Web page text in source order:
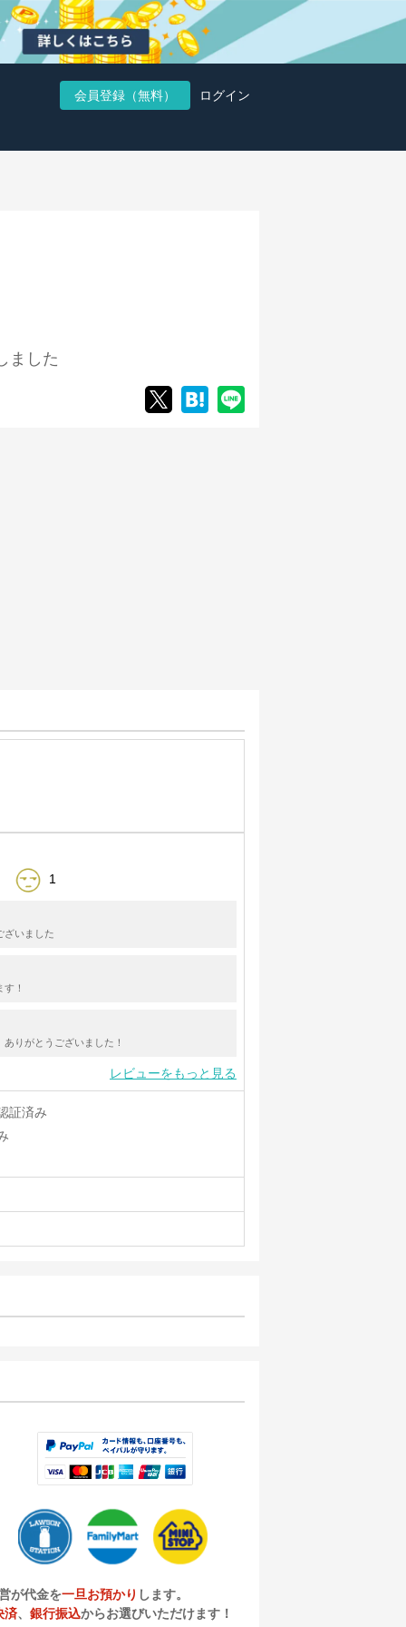
会員登録（無料） ログイン
ました
1
ざいました
！
りがとうございました！
レビューをもっと見る
証済み
が代金を一旦お預かり します。
済、 銀行振込からお選びいただけます！